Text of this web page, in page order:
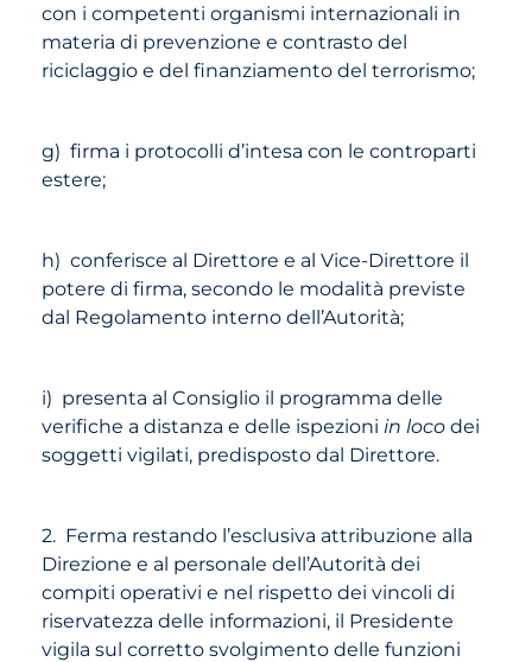
con i competenti organismi internazionali in
materia di prevenzione e contrasto del
riciclaggio e del finanziamento del terrorismo;
g) firma i protocolli d’intesa con le controparti
estere;
h) conferisce al Direttore e al Vice-Direttore il
potere di firma, secondo le modalità previste
dal Regolamento interno dell’Autorità;
i) presenta al Consiglio il programma delle
verifiche a distanza e delle ispezioni in locodei
soggetti vigilati, predisposto dal Direttore.
2. Ferma restando l’esclusiva attribuzione alla
Direzione e al personale dell’Autorità dei
compiti operativi e nel rispetto dei vincoli di
riservatezza delle informazioni, il Presidente
vigila sul corretto svolgimento delle funzioni